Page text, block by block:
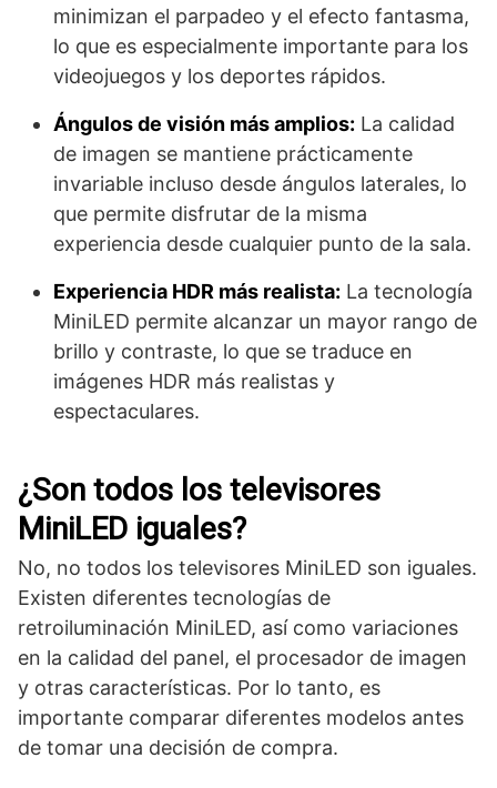
minimizan el parpadeo y el efecto fantasma,
lo que es especialmente importante para los
videojuegos y los deportes rápidos.
Ángulos de visión más amplios: La calidad
de imagen se mantiene prácticamente
invariable incluso desde ángulos laterales, lo
que permite disfrutar de la misma
experiencia desde cualquier punto de la sala.
Experiencia HDR más realista: La tecnología
MiniLED permite alcanzar un mayor rango de
brillo y contraste, lo que se traduce en
imágenes HDR más realistas y
espectaculares.
¿Son todos los televisores
MiniLED iguales?
No, no todos los televisores MiniLED son iguales.
Existen diferentes tecnologías de
retroiluminación MiniLED, así como variaciones
en la calidad del panel, el procesador de imagen
y otras características. Por lo tanto, es
importante comparar diferentes modelos antes
de tomar una decisión de compra.